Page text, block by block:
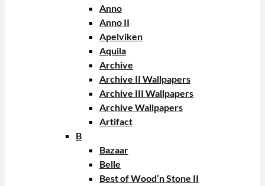
Anno
Anno II
Apelviken
Aquila
Archive
Archive II Wallpapers
Archive III Wallpapers
Archive Wallpapers
Artifact
B
Bazaar
Belle
Best of Wood’n Stone II